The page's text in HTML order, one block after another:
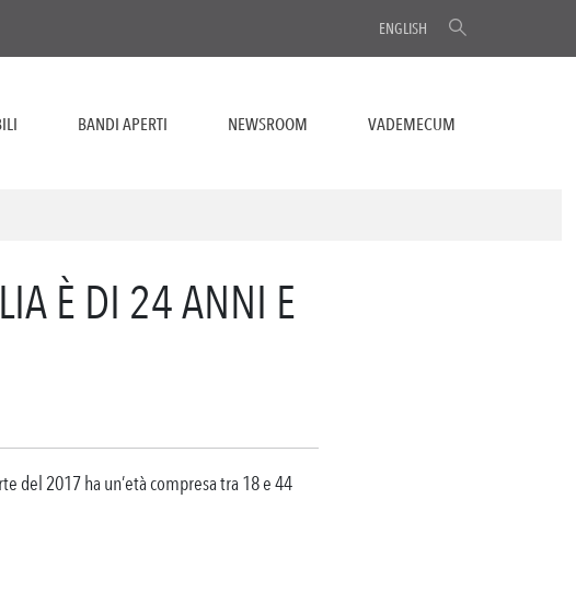
ENGLISH
BANDI APERTI NEWSROOM VADEMECUM
È DI 24 ANNI E
del 2017 ha un’età compresa tra 18 e 44